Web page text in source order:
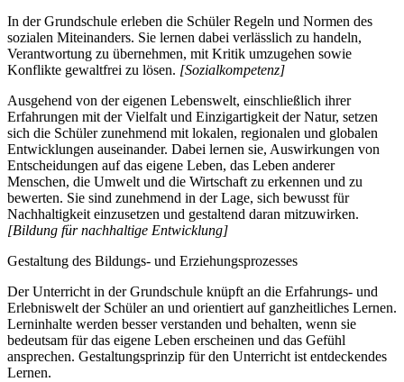
In der Grundschule erleben die Schüler Regeln und Normen des
sozialen Miteinanders. Sie lernen dabei verlässlich zu handeln,
Verantwortung zu übernehmen, mit Kritik umzugehen sowie
Konflikte gewaltfrei zu lösen. [Sozialkompetenz]
Ausgehend von der eigenen Lebenswelt, einschließlich ihrer
Erfahrungen mit der Vielfalt und Einzigartigkeit der Natur, setzen
sich die Schüler zunehmend mit lokalen, regionalen und globalen
Entwicklungen auseinander. Dabei lernen sie, Auswirkungen von
Entscheidungen auf das eigene Leben, das Leben anderer
Menschen, die Umwelt und die Wirtschaft zu erkennen und zu
bewerten. Sie sind zunehmend in der Lage, sich bewusst für
Nachhaltigkeit einzusetzen und gestaltend daran mitzuwirken.
[Bildung für nachhaltige Entwicklung]
Gestaltung des Bildungs- und Erziehungsprozesses
Der Unterricht in der Grundschule knüpft an die Erfahrungs- und
Erlebniswelt der Schüler an und orientiert auf ganzheitliches Lernen.
Lerninhalte werden besser verstanden und behalten, wenn sie
bedeutsam für das eigene Leben erscheinen und das Gefühl
ansprechen. Gestaltungsprinzip für den Unterricht ist entdeckendes
Lernen.